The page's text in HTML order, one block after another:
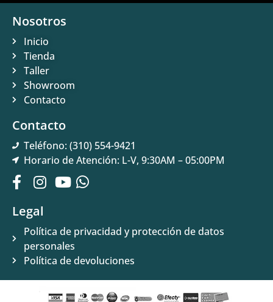
Nosotros
Inicio
Tienda
Taller
Showroom
Contacto
Contacto
Teléfono: (310) 554-9421
Horario de Atención: L-V, 9:30AM – 05:00PM
Legal
Política de privacidad y protección de datos
personales
Política de devoluciones